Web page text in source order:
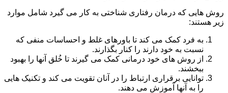
روش هایی که درمان رفتاری شناختی به کار می گیرد شامل موارد
زیر هستند:
به فرد کمک می کند تا باورهای غلط و احساسات منفی که
نسبت به خود دارند را کنار بگذارند.
از روش های خود درمانی کمک می گیرند تا خُلق آنها را بهبود
ببخشند.
توانایی برقراری ارتباط را در آنان تقویت می کند و تکنیک هایی
را به آنها آموزش می دهند.